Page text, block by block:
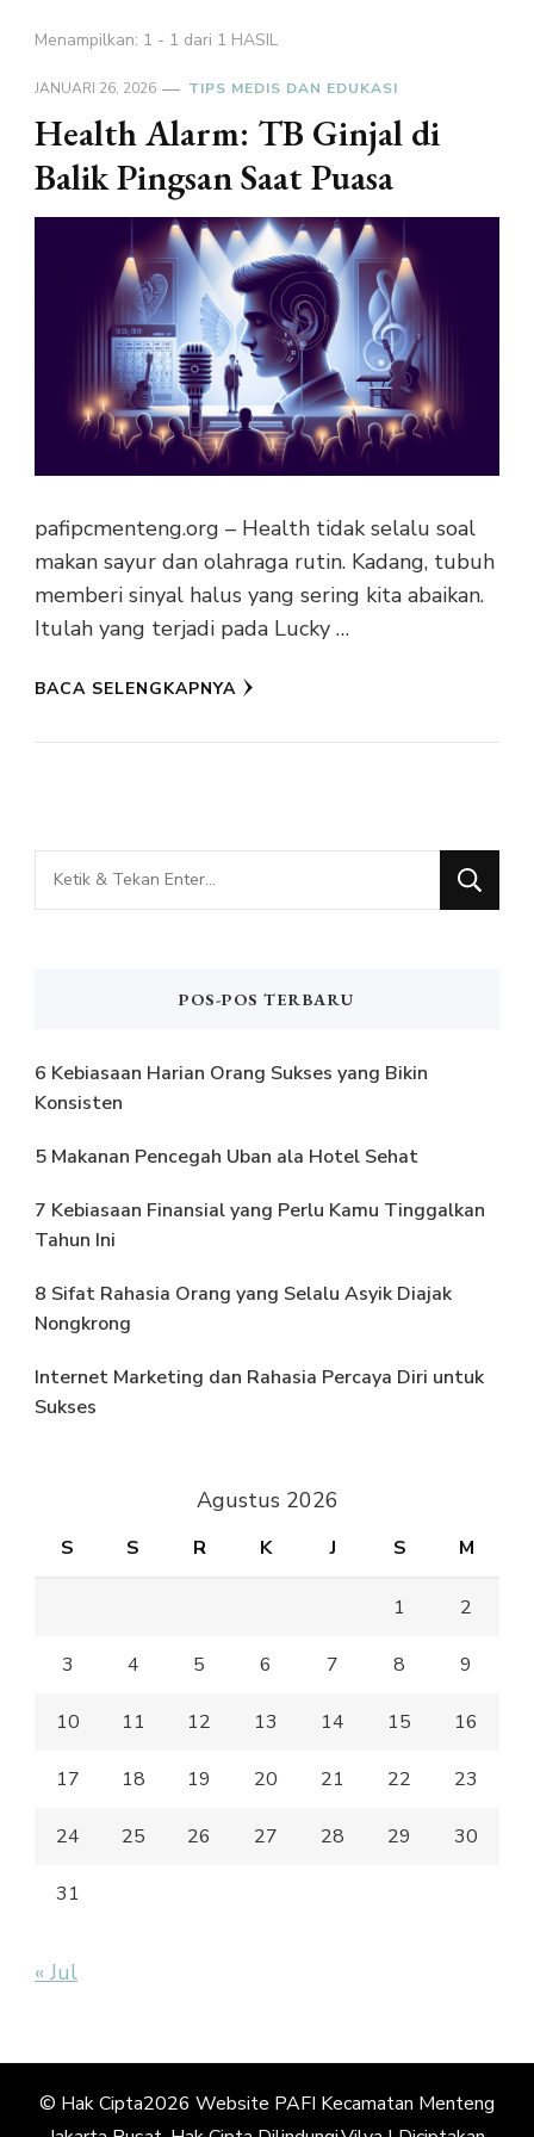
Menampilkan: 1 - 1 dari 1 HASIL
JANUARI 26, 2026 TIPS MEDIS DAN EDUKASI
Health Alarm: TB Ginjal di
Balik Pingsan Saat Puasa
pafipcmenteng.org – Health tidak selalu soal
makan sayur dan olahraga rutin. Kadang, tubuh
memberi sinyal halus yang sering kita abaikan.
Itulah yang terjadi pada Lucky …
BACA SELENGKAPNYA
Mencari
Sesuatu?
POS-POS TERBARU
6 Kebiasaan Harian Orang Sukses yang Bikin
Konsisten
5 Makanan Pencegah Uban ala Hotel Sehat
7 Kebiasaan Finansial yang Perlu Kamu Tinggalkan
Tahun Ini
8 Sifat Rahasia Orang yang Selalu Asyik Diajak
Nongkrong
Internet Marketing dan Rahasia Percaya Diri untuk
Sukses
Agustus 2026
S S R K J S M
1 2
3 4 5 6 7 8 9
10 11 12 13 14 15 16
17 18 19 20 21 22 23
24 25 26 27 28 29 30
31
« Jul
© Hak Cipta2026 Website PAFI Kecamatan Menteng